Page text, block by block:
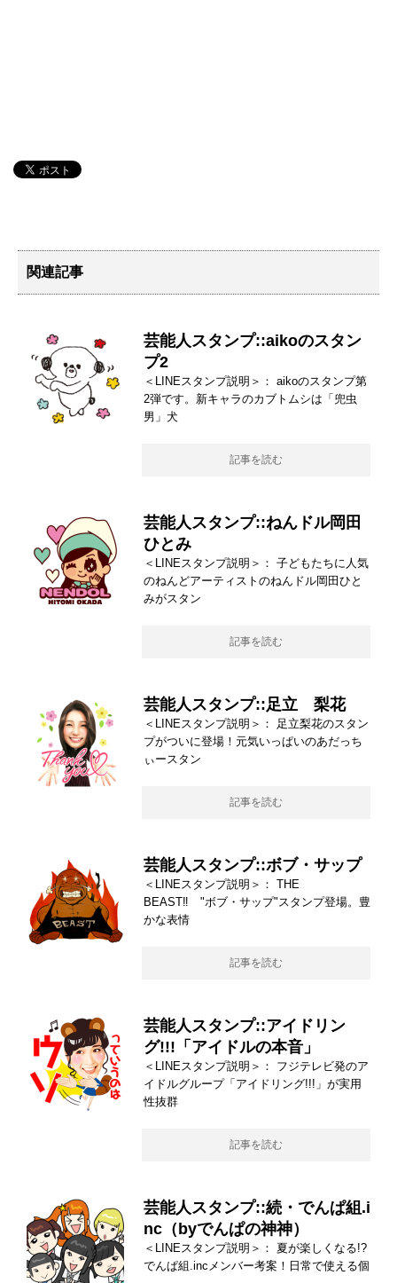
関連記事
芸能人スタンプ::aikoのスタン
プ2
＜LINEスタンプ説明＞： aikoのスタンプ第
2弾です。新キャラのカブトムシは「兜虫
男」犬
記事を読む
芸能人スタンプ::ねんドル岡田
ひとみ
＜LINEスタンプ説明＞： 子どもたちに人気
のねんどアーティストのねんドル岡田ひと
みがスタン
記事を読む
芸能人スタンプ::足立 梨花
＜LINEスタンプ説明＞： 足立梨花のスタン
プがついに登場！元気いっぱいのあだっち
ぃースタン
記事を読む
芸能人スタンプ::ボブ・サップ
＜LINEスタンプ説明＞： THE
BEAST‼︎ "ボブ・サップ"スタンプ登場。豊
かな表情
記事を読む
芸能人スタンプ::アイドリン
グ!!!「アイドルの本音」
＜LINEスタンプ説明＞： フジテレビ発のア
イドルグループ「アイドリング!!!」が実用
性抜群
記事を読む
芸能人スタンプ::続・でんぱ組.i
nc（byでんぱの神神）
＜LINEスタンプ説明＞： 夏が楽しくなる!?
でんぱ組.incメンバー考案！日常で使える個